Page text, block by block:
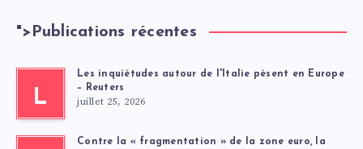
"> Publications récentes
L
Les inquiétudes autour de l'Italie pèsent en Europe
– Reuters
juillet 25, 2026
Contre la « fragmentation » de la zone euro, la